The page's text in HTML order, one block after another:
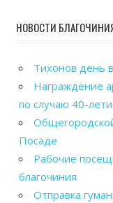
НОВОСТИ
Тихонов день
Награждение
по случаю 40-
Посаде
Рабочие
благочиния
Отправка